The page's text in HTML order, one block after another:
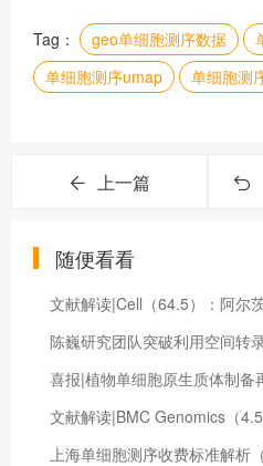
Tag： geo单细胞测序数据
单细胞测序umap
单细胞测
上一篇
随便看看
喜报|植物单细胞原生质体制备
上海单细胞测序收费标准解析